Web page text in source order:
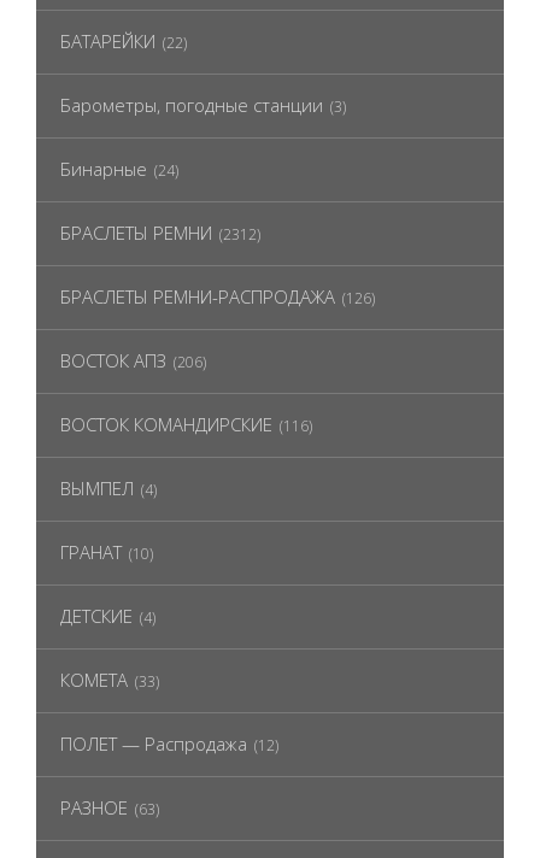
БАТАРЕЙКИ (22)
Барометры, погодные станции (3)
Бинарные (24)
БРАСЛЕТЫ РЕМНИ (2312)
БРАСЛЕТЫ РЕМНИ-РАСПРОДАЖА (126)
ВОСТОК АПЗ (206)
ВОСТОК КОМАНДИРСКИЕ (116)
ВЫМПЕЛ (4)
ГРАНАТ (10)
ДЕТСКИЕ (4)
КОМЕТА (33)
ПОЛЕТ — Распродажа (12)
РАЗНОЕ (63)